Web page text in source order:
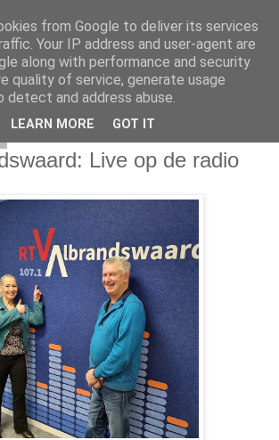
Live op de radio
from Google to deliver its services
Your IP address and user-agent are
along with performance and security
quality of service, generate usage
and address abuse.
LEARN MORE GOT IT